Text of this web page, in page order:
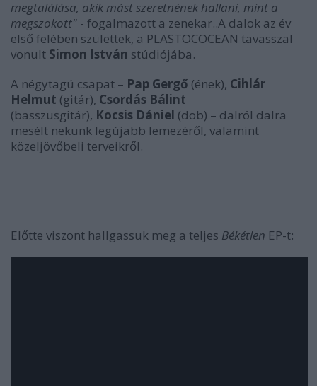
megtalálása, akik mást szeretnének hallani, mint a
megszokott" - fogalmazott a zenekar..A dalok az év
első felében születtek, a PLASTOCOCEAN tavasszal
vonult Simon István stúdiójába.
A négytagú csapat – Pap Gergő (ének), Cihlár
Helmut (gitár), Csordás Bálint
(basszusgitár), Kocsis Dániel (dob) – dalról dalra
mesélt nekünk legújabb lemezéről, valamint
közeljövőbeli terveikről.
Előtte viszont hallgassuk meg a teljes Békétlen EP-t: